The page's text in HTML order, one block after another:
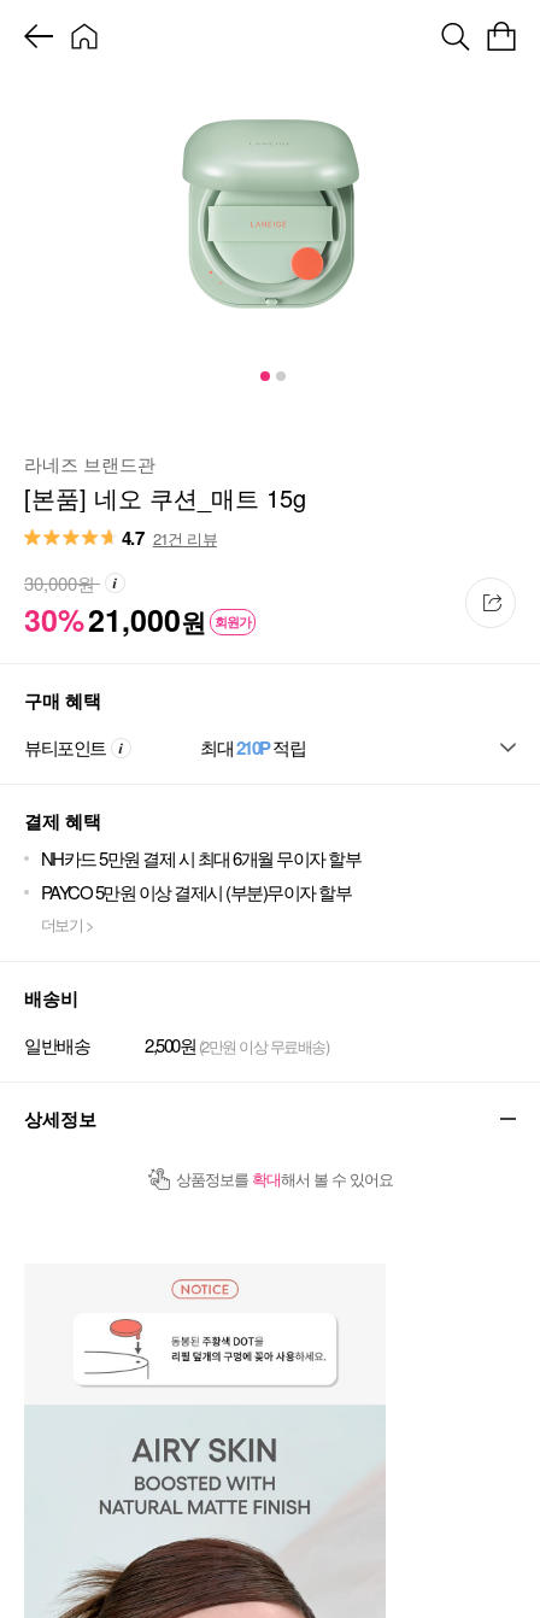
라네즈 브랜드관
[본품] 네오 쿠션_매트 15g
4.7 21건 리뷰
30%21,000원 회원가
30,000원
구매 혜택
뷰티포인트 최대210P적립
결제 혜택
NH카드 5만원 결제 시 최대 6개월 무이자 할부
PAYCO 5만원 이상 결제시 (부분)무이자 할부
더보기 >
배송비
일반배송 2,500원 (2만원 이상 무료배송)
상세정보
상품정보를 확대해서 볼 수 있어요